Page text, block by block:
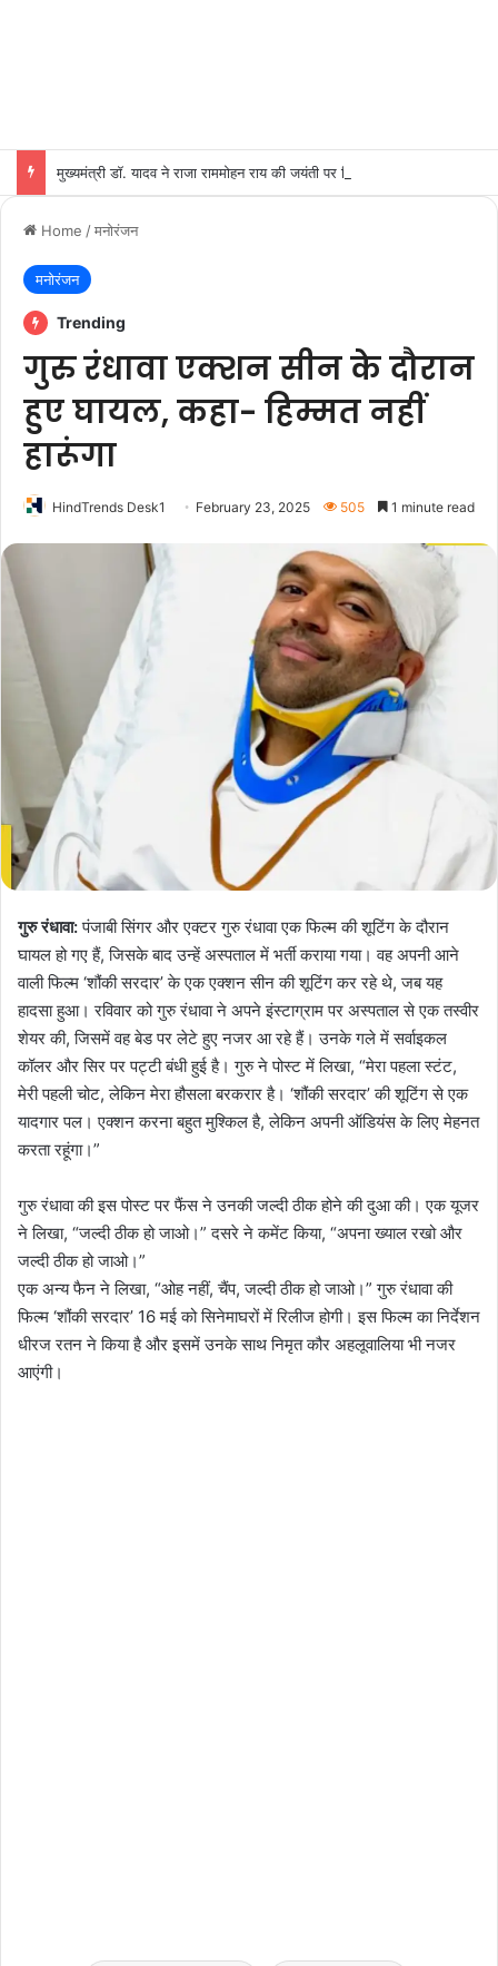
मुख्यमंत्री डॉ. यादव ने राजा राममोहन राय की जयंती पर किया नमन
Home /मनोरंजन
मनोरंजन
Trending
गुरु रंधावा एक्शन सीन के दौरान
हुए घायल, कहा- हिम्मत नहीं
हारूंगा
HindTrends Desk1 February 23, 2025 505 1 minute read
गुरु रंधावा:पंजाबी सिंगर और एक्टर गुरु रंधावा एक फिल्म की शूटिंग के दौरान
घायल हो गए हैं, जिसके बाद उन्हें अस्पताल में भर्ती कराया गया। वह अपनी आने
वाली फिल्म ‘शौंकी सरदार’ के एक एक्शन सीन की शूटिंग कर रहे थे, जब यह
हादसा हुआ। रविवार को गुरु रंधावा ने अपने इंस्टाग्राम पर अस्पताल से एक तस्वीर
शेयर की, जिसमें वह बेड पर लेटे हुए नजर आ रहे हैं। उनके गले में सर्वाइकल
कॉलर और सिर पर पट्टी बंधी हुई है। गुरु ने पोस्ट में लिखा, “मेरा पहला स्टंट,
मेरी पहली चोट, लेकिन मेरा हौसला बरकरार है। ‘शौंकी सरदार’ की शूटिंग से एक
यादगार पल। एक्शन करना बहुत मुश्किल है, लेकिन अपनी ऑडियंस के लिए मेहनत
करता रहूंगा।”
गुरु रंधावा की इस पोस्ट पर फैंस ने उनकी जल्दी ठीक होने की दुआ की। एक यूजर
ने लिखा, “जल्दी ठीक हो जाओ।” दसरे ने कमेंट किया, “अपना ख्याल रखो और
जल्दी ठीक हो जाओ।”
एक अन्य फैन ने लिखा, “ओह नहीं, चैंप, जल्दी ठीक हो जाओ।” गुरु रंधावा की
फिल्म ‘शौंकी सरदार’ 16 मई को सिनेमाघरों में रिलीज होगी। इस फिल्म का निर्देशन
धीरज रतन ने किया है और इसमें उनके साथ निमृत कौर अहलूवालिया भी नजर
आएंगी।